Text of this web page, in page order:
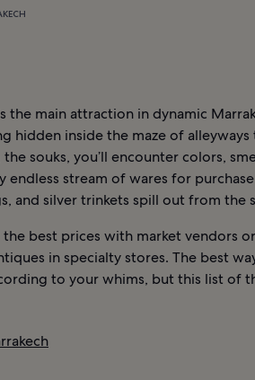
the main attraction in dynamic
hidden inside the maze of
souks, you’ll encounter colors,
endless stream of wares for
and silver trinkets spill out from the
best prices with market vendors
in specialty stores. The best
to your whims, but this list of